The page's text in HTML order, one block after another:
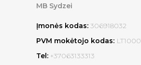
MB Sydzei
Įmonės kodas: 306918032
PVM mokėtojo kodas:
Tel: +37063133313